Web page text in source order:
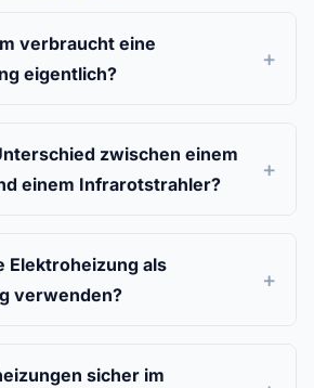
verbraucht eine
eigentlich?
zwischen einem
einem Infrarotstrahler?
Elektroheizung als
verwenden?
sicher im